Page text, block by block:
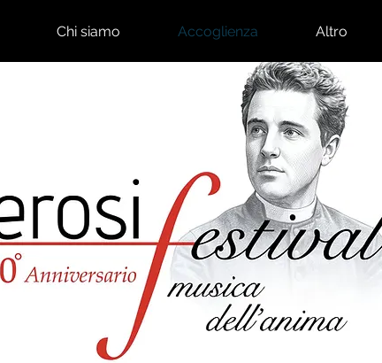
Chi siamo Accoglienza Altro